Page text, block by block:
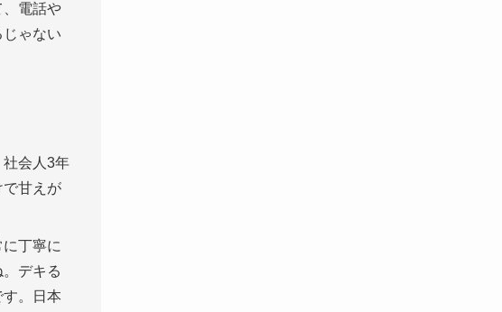
、電話や
ゃない
社会人3年
で甘えが
丁寧に
デキる
。日本